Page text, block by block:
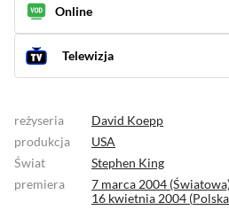
reżyseria
David Koepp
produkcja
USA
Świat
Stephen King
premiera
7 marca 2004
16 kwietnia 2004 (
Online
Telewizja